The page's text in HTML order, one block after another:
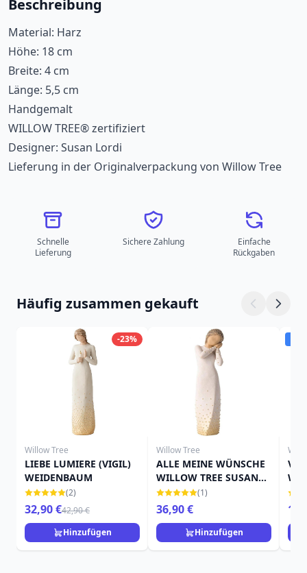
Beschreibung
Material: Harz
Höhe: 18 cm
Breite: 4 cm
Länge: 5,5 cm
Handgemalt
WILLOW TREE® zertifiziert
Designer: Susan Lordi
Lieferung in der Originalverpackung von Willow Tree
Schnelle
Lieferung
Sichere Zahlung
Einfache
Rückgaben
Häufig zusammen gekauft
-23%
Willow Tree
LIEBE LUMIERE (VIGIL)
WEIDENBAUM
(2)
32,90 €42,90 €
Hinzufügen
Willow Tree
ALLE MEINE WÜNSCHE
WILLOW TREE SUSAN
LORDI
(1)
36,90 €
Hinzufügen